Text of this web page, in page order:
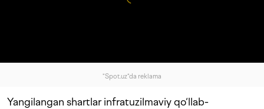
"Spot.uz"da reklama
Yangilangan shartlar infratuzilmaviy qo‘llab-